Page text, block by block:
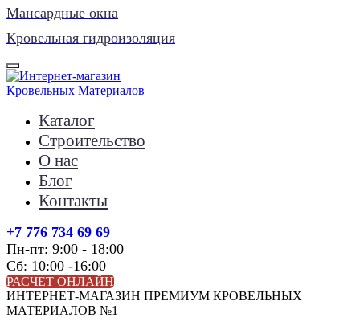
Мансардные окна
Кровельная гидроизоляция
Каталог
Строительство
О нас
Блог
Контакты
+7 776 734 69 69
Пн-пт: 9:00 - 18:00
Сб: 10:00 -16:00
РАСЧЕТ ОНЛАЙН
ИНТЕРНЕТ-МАГАЗИН ПРЕМИУМ КРОВЕЛЬНЫХ
МАТЕРИАЛОВ №1